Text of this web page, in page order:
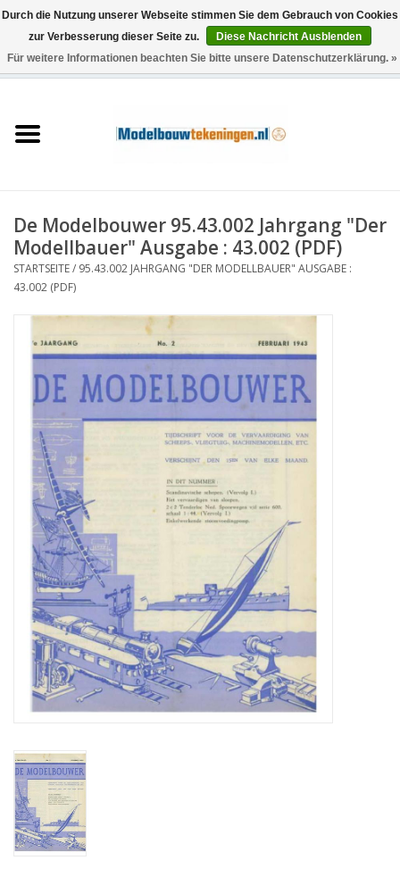
0 Artikel - €0,00
Schiffe
Holzbau
Landschaft
Maschinen
Dokumentation
Zeitschriften
Neue Zeichnungen
NEUE ZEITSCHRIFTEN
ABONNEMENT DER
MODELLBAUER
Baubeschreibungen
De Modelbouwer 95.43.002 Jahrgang "Der
Modellbauer" Ausgabe : 43.002 (PDF)
STARTSEITE/ 95.43.002 JAHRGANG "DER MODELLBAUER" AUSGABE :
43.002 (PDF)
Durch die Nutzung unserer Webseite stimmen Sie dem Gebrauch von Cookies
zur Verbesserung dieser Seite zu.
Diese Nachricht Ausblenden
Für weitere Informationen beachten Sie bitte unsere Datenschutzerklärung. »